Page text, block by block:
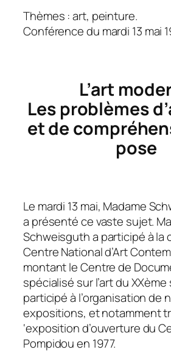
Thèmes : art, peinture.
Conférence du mardi 13 mai
L’art
Les problèmes
et de
pose
Le mardi 13 mai, Madame
a présenté ce vaste sujet.
Schweisguth a participé à la
Cen­tre National d’Art
montant le Centre de
spécialisé sur l’art du XXème
participé à l’organisation de
expositions, et notamment
‘exposition d’ouverture du
Pompidou en 1977.